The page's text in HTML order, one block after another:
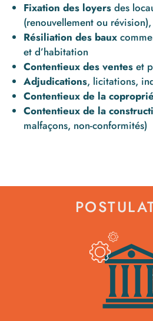
Fixation des loyers des
(renouvellement ou
Résiliation des baux
et d’habitation
Contentieux des ventes et
Adjudications, licitations,
Contentieux de la
Contentieux de la
malfaçons, non-conformités)